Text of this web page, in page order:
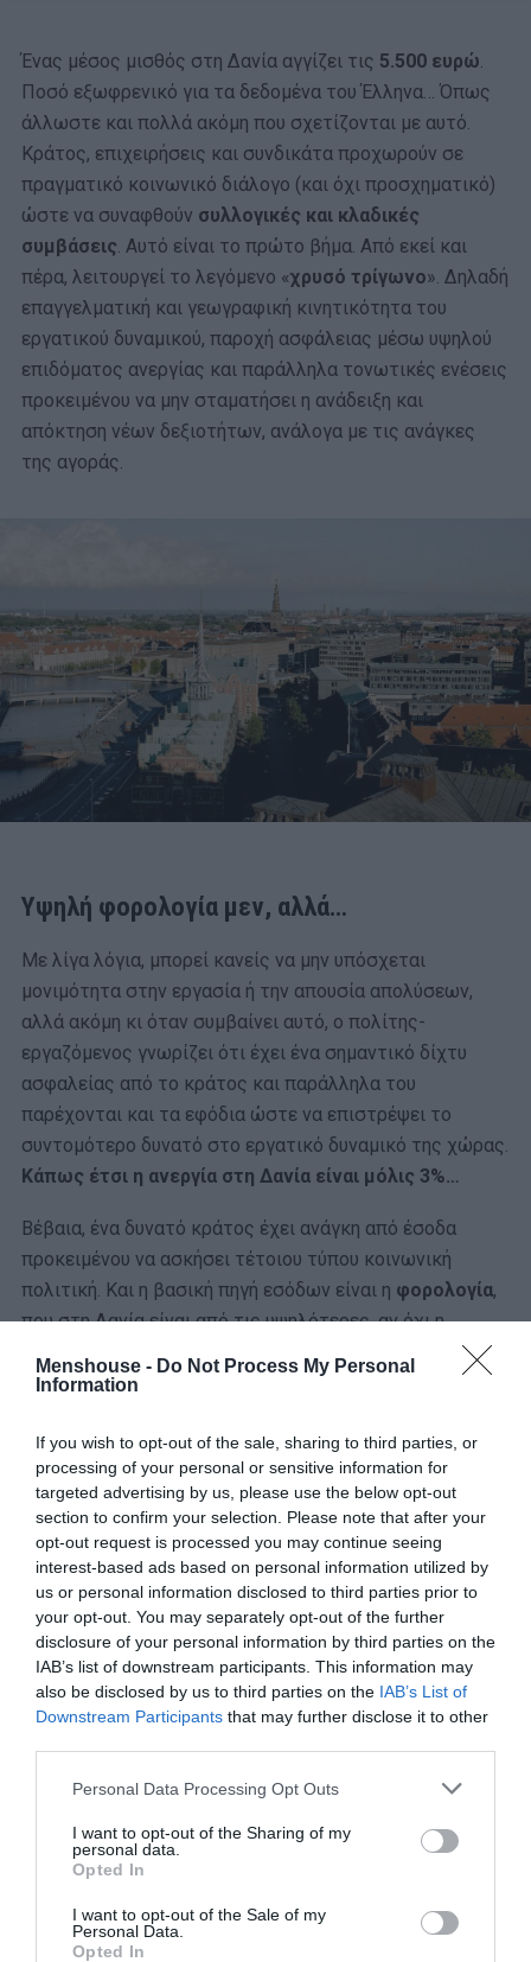
Menshouse - Do Not Process My Personal
Information
If you wish to opt-out of the sale, sharing to third parties, or
processing of your personal or sensitive information for
targeted advertising by us, please use the below opt-out
section to confirm your selection. Please note that after your
opt-out request is processed you may continue seeing
interest-based ads based on personal information utilized by
us or personal information disclosed to third parties prior to
your opt-out. You may separately opt-out of the further
disclosure of your personal information by third parties on the
IAB’s list of downstream participants. This information may
also be disclosed by us to third parties on the IAB’s List of
Downstream Participants that may further disclose it to other
Personal Data Processing Opt Outs
I want to opt-out of the Sharing of my
personal data.
Opted In
I want to opt-out of the Sale of my
Personal Data.
Opted In
Ένας μέσος μισθός στη Δανία αγγίζει τις 5.500 ευρώ.
Ποσό εξωφρενικό για τα δεδομένα του Έλληνα… Όπως
άλλωστε και πολλά ακόμη που σχετίζονται με αυτό.
Κράτος, επιχειρήσεις και συνδικάτα προχωρούν σε
πραγματικό κοινωνικό διάλογο (και όχι προσχηματικό)
ώστε να συναφθούν συλλογικές και κλαδικές
συμβάσεις. Αυτό είναι το πρώτο βήμα. Από εκεί και
πέρα, λειτουργεί το λεγόμενο «χρυσό τρίγωνο». Δηλαδή
επαγγελματική και γεωγραφική κινητικότητα του
εργατικού δυναμικού, παροχή ασφάλειας μέσω υψηλού
επιδόματος ανεργίας και παράλληλα τονωτικές ενέσεις
προκειμένου να μην σταματήσει η ανάδειξη και
απόκτηση νέων δεξιοτήτων, ανάλογα με τις ανάγκες
της αγοράς.
Υψηλή φορολογία μεν, αλλά…
Με λίγα λόγια, μπορεί κανείς να μην υπόσχεται
μονιμότητα στην εργασία ή την απουσία απολύσεων,
αλλά ακόμη κι όταν συμβαίνει αυτό, ο πολίτης-
εργαζόμενος γνωρίζει ότι έχει ένα σημαντικό δίχτυ
ασφαλείας από το κράτος και παράλληλα του
παρέχονται και τα εφόδια ώστε να επιστρέψει το
συντομότερο δυνατό στο εργατικό δυναμικό της χώρας.
Κάπως έτσι η ανεργία στη Δανία είναι μόλις 3%…
Βέβαια, ένα δυνατό κράτος έχει ανάγκη από έσοδα
προκειμένου να ασκήσει τέτοιου τύπου κοινωνική
πολιτική. Και η βασική πηγή εσόδων είναι η φορολογία,
που στη Δανία είναι από τις υψηλότερες, αν όχι η
συναντήσεις συχνά Δανό να παραπονιέται για τους
φόρους. Προφανώς, κυρίως επειδή η κουλτούρα τους
είναι τέτοια, ενώ βλέπουν πού πηγαίνουν τα χρήματά
τους. Όπως για παράδειγμα στηνυγεία, με τον τομέα
της ιατροφαρμακευτικής περίθαλψης να αποτελεί το
απόλυτο πρότυπο. Η πρόσβαση είναι απολύτως δωρεάν
για όλους, συμπεριλαμβανομένων και των μεταναστών.
Παράλληλα, δωρεάν είναι και ηπαιδεία, ενώ ακόμη και
φοιτητές από το εξωτερικό (αποκλειστικά την Ευρώπη,
όμως) λαμβάνουν επίδομα ύψους 1.000 ευρώ το μήνα, με
εργάζονται. Κι αυτός είναι ένας από τους λόγους που
ειδικά για μεταπτυχιακούς τίτλους σπουδών, η Δανία
περιζήτητη.
Από τα πολλά ακόμα επιδόματα και βοηθήματα που
παρέχει το κράτος, για να μην μακρηγορούμε, ας